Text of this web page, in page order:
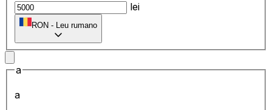
lei
RON - Leu rumano
a
a